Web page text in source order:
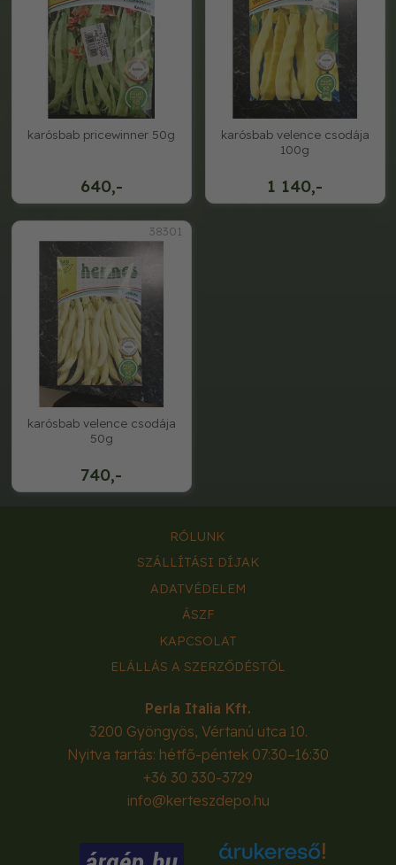
640,-
karósbab pricewinner 50g
1 140,-
karósbab velence csodája
100g
38301
740,-
karósbab velence csodája
50g
RÓLUNK
SZÁLLÍTÁSI DÍJAK
ADATVÉDELEM
ÁSZF
KAPCSOLAT
ELÁLLÁS A SZERZŐDÉSTŐL
Perla Italia Kft.
3200 Gyöngyös, Vértanú utca 10.
Nyitva tartás: hétfő-péntek 07:30–16:30
+36 30 330-3729
info@kerteszdepo.hu